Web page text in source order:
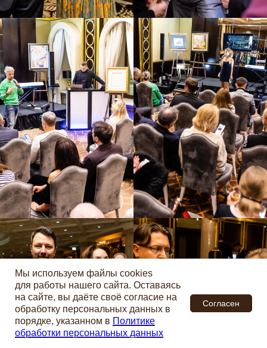
Мы используем файлы cookies
для работы нашего сайта. Оставаясь
на сайте, вы даёте своё согласие на
обработку персональных данных в
порядке, указанном в Политике
обработки персональных данных
Согласен